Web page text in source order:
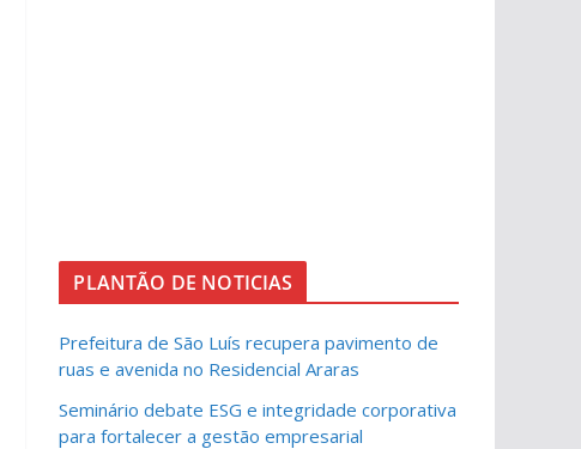
PLANTÃO DE NOTICIAS
Prefeitura de São Luís recupera pavimento de
ruas e avenida no Residencial Araras
Seminário debate ESG e integridade corporativa
para fortalecer a gestão empresarial